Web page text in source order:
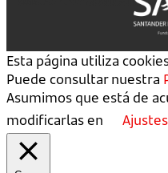
Esta página utiliza
Puede consultar nuestra
Asumimos que está de
modificarlas en
Ajustes